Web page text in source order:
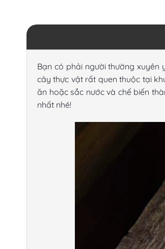
Bạn có phải người thường
cây thực vật rất quen thuộc tại
ăn hoặc sắc nước và chế biến
nhất nhé!